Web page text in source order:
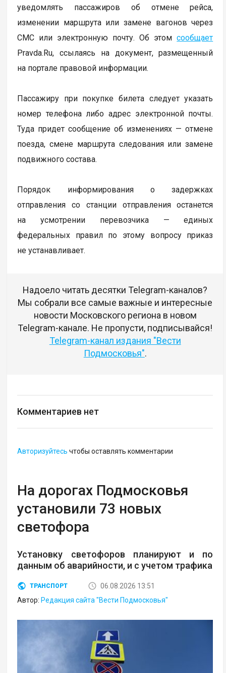
уведомлять пассажиров об отмене рейса,
изменении маршрута или замене вагонов через
СМС или электронную почту. Об этомсообщает
Pravda.Ru, ссылаясь на документ, размещенный
на портале правовой информации.
Пассажиру при покупке билета следует указать
номер телефона либо адрес электронной почты.
Туда придет сообщение об изменениях — отмене
поезда, смене маршрута следования или замене
подвижного состава.
Порядок информирования о задержках
отправления со станции отправления останется
на усмотрении перевозчика — единых
федеральных правил по этому вопросу приказ
не устанавливает.
Надоело читать десятки Telegram-каналов?
Мы собрали все самые важные и интересные
новости Московского региона в новом
Telegram-канале. Не пропусти, подписывайся!
Telegram-канал издания "Вести
Подмосковья".
Комментариев нет
Авторизуйтесь чтобы оставлять комментарии
На дорогах Подмосковья
установили 73 новых
светофора
Установку светофоров планируют и по
данным об аварийности, и с учетом трафика
ТРАНСПОРТ
06.08.2026 13:51
Автор: Редакция сайта "Вести Подмосковья"